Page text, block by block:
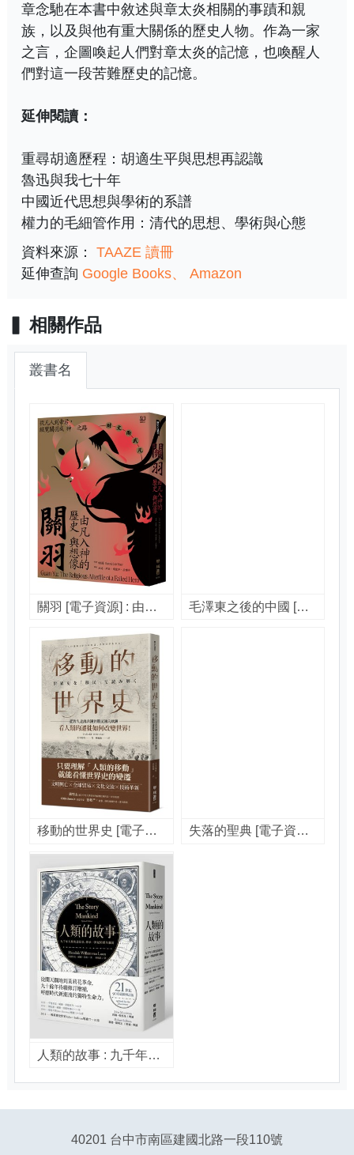
章念馳在本書中敘述與章太炎相關的事蹟和親
族，以及與他有重大關係的歷史人物。作為一家
之言，企圖喚起人們對章太炎的記憶，也喚醒人
們對這一段苦難歷史的記憶。
延伸閱讀：
重尋胡適歷程：胡適生平與思想再認識
魯迅與我七十年
中國近代思想與學術的系譜
權力的毛細管作用：清代的思想、學術與心態
資料來源： TAAZE 讀冊
延伸查詢 Google Books Amazon
相關作品
叢書名
關羽 [電子資源] : 由凡入神的歷史與想像 / 田海(Barend J. ter Haar)著 ; 王健等譯 毛澤東之後的中國 [電子書] : 一個強國崛起的真相 / 馮客(Frank Dikötter)著 ; 蕭葉譯
移動的世界史 [電子書] : 從智人走出非洲到難民湧入歐洲, 看人類的遷徙如何改變世界! / 玉木俊明著 ; 林巍翰譯 失落的聖典 [電子資源] : 追尋世界宗教的真義 / 凱倫.阿姆斯壯(Karen Armstrong)著 ; 朱怡康譯
人類的故事 : 九千年人類史詩故事,傳承一世紀的歷久彌新 / 亨德里克.威廉.房龍(Hendrik Willem Van Loon)著 ; 林曉欽譯.
40201 台中市南區建國北路一段110號